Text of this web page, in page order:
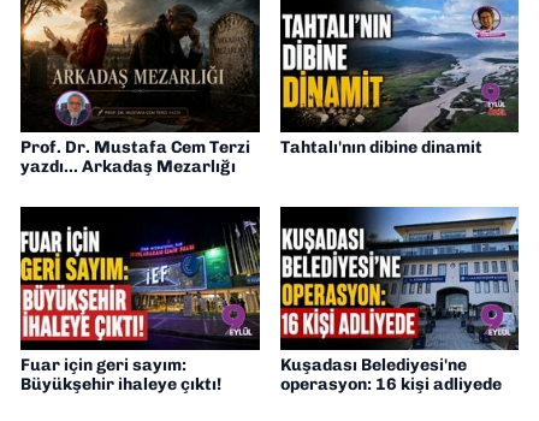
Prof. Dr. Mustafa Cem Terzi
yazdı... Arkadaş Mezarlığı
Tahtalı'nın dibine dinamit
Fuar için geri sayım:
Büyükşehir ihaleye çıktı!
Kuşadası Belediyesi'ne
operasyon: 16 kişi adliyede